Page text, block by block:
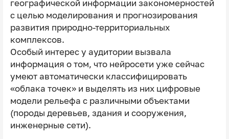
географической информации закономерностей
с целью моделирования и прогнозирования
развития природно-территориальных
комплексов.
Особый интерес у аудитории вызвала
информация о том, что нейросети уже сейчас
умеют автоматически классифицировать
«облака точек» и выделять из них цифровые
модели рельефа с различными объектами
(породы деревьев, здания и сооружения,
инженерные сети).